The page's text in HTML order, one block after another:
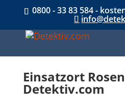
0800 - 33 83 584 -
Einsatzort
Detektiv.com